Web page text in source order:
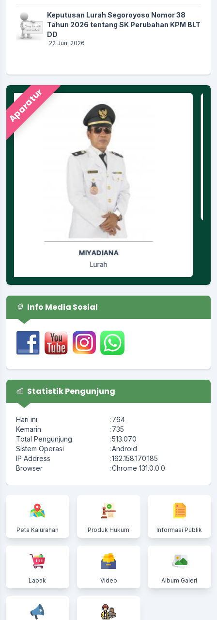
Keputusan Lurah Segoroyoso Nomor 38
Tahun 2026 tentang SK Perubahan KPM BLT
DD
22 Juni 2026
Aparatur
RUSGIYANTI
Jagabaya
Info Media Sosial
Statistik Pengunjung
Hari ini : 764
Kemarin
: 735
Total Pengunjung
:513.070
Sistem Operasi
:Android
IP Address
:162.158.170.185
Browser
:Chrome 131.0.0.0
Peta Kalurahan Produk Hukum Informasi Publik
Lapak Video Album Galeri